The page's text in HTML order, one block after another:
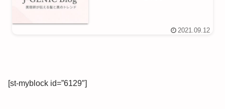
2021.09.12
[st-myblock id=”6129″]